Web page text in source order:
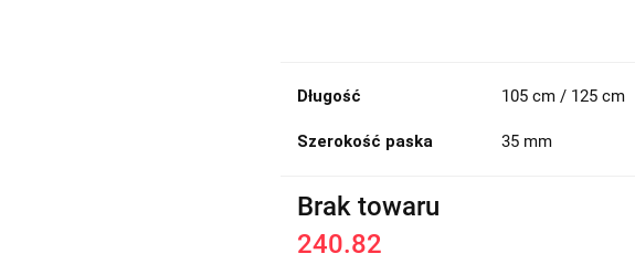
Długość 105 cm / 125 cm
Szerokość paska 35 mm
Brak towaru
240.82